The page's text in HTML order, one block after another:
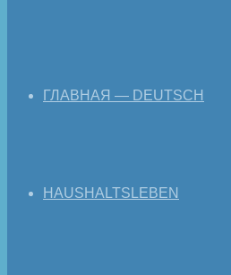
ГЛАВНАЯ — DEUTSCH
HAUSHALTSLEBEN